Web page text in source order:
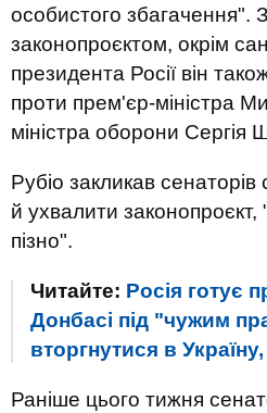
особистого збагачення".
законопроєктом, окрім
президента Росії він
проти прем'єр-міністра
міністра оборони Сергія
Рубіо закликав
й ухвалити
пізно".
Читайте: Росія готує
Донбасі під "чужим
вторгнутися в
Раніше цього тижня